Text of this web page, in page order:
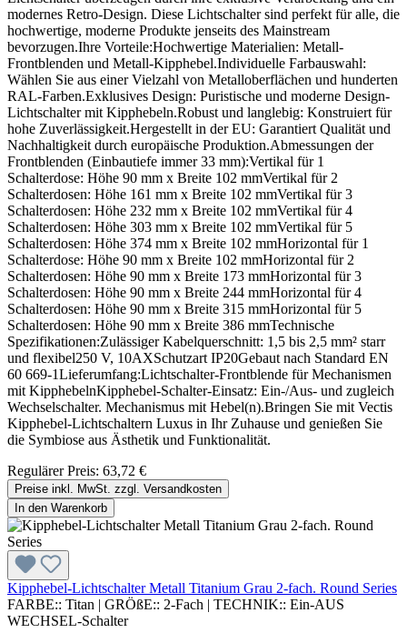
modernes Retro-Design. Diese Lichtschalter sind perfekt für alle, die
hochwertige, moderne Produkte jenseits des Mainstream
bevorzugen.Ihre Vorteile:Hochwertige Materialien: Metall-
Frontblenden und Metall-Kipphebel.Individuelle Farbauswahl:
Wählen Sie aus einer Vielzahl von Metalloberflächen und hunderten
RAL-Farben.Exklusives Design: Puristische und moderne Design-
Lichtschalter mit Kipphebeln.Robust und langlebig: Konstruiert für
hohe Zuverlässigkeit.Hergestellt in der EU: Garantiert Qualität und
Nachhaltigkeit durch europäische Produktion.Abmessungen der
Frontblenden (Einbautiefe immer 33 mm):Vertikal für 1
Schalterdose: Höhe 90 mm x Breite 102 mmVertikal für 2
Schalterdosen: Höhe 161 mm x Breite 102 mmVertikal für 3
Schalterdosen: Höhe 232 mm x Breite 102 mmVertikal für 4
Schalterdosen: Höhe 303 mm x Breite 102 mmVertikal für 5
Schalterdosen: Höhe 374 mm x Breite 102 mmHorizontal für 1
Schalterdose: Höhe 90 mm x Breite 102 mmHorizontal für 2
Schalterdosen: Höhe 90 mm x Breite 173 mmHorizontal für 3
Schalterdosen: Höhe 90 mm x Breite 244 mmHorizontal für 4
Schalterdosen: Höhe 90 mm x Breite 315 mmHorizontal für 5
Schalterdosen: Höhe 90 mm x Breite 386 mmTechnische
Spezifikationen:Zulässiger Kabelquerschnitt: 1,5 bis 2,5 mm² starr
und flexibel250 V, 10AXSchutzart IP20Gebaut nach Standard EN
60 669-1Lieferumfang:Lichtschalter-Frontblende für Mechanismen
mit KipphebelnKipphebel-Schalter-Einsatz: Ein-/Aus- und zugleich
Wechselschalter. Mechanismus mit Hebel(n).Bringen Sie mit Vectis
Kipphebel-Lichtschaltern Luxus in Ihr Zuhause und genießen Sie
die Symbiose aus Ästhetik und Funktionalität.
Regulärer Preis: 63,72 €
Preise inkl. MwSt. zzgl. Versandkosten
In den Warenkorb
Kipphebel-Lichtschalter Metall Titanium Grau 2-fach. Round Series
FARBE:: Titan | GRÖßE:: 2-Fach | TECHNIK:: Ein-AUS
WECHSEL-Schalter